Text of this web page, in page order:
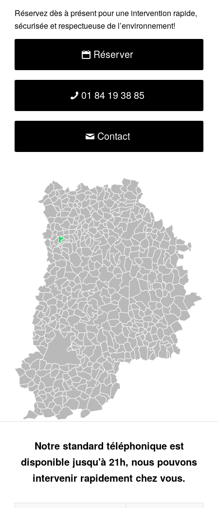
Réservezdès à présent pour une intervention rapide,
sécurisée et respectueuse de l’environnement!
Réserver
01 84 19 38 85
Contact
Notre standard téléphonique est
disponible jusqu'à 21h, nous pouvons
intervenir rapidement chez vous.